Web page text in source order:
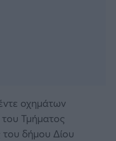
οχημάτων
Τμήματος
του δήμου Δίου